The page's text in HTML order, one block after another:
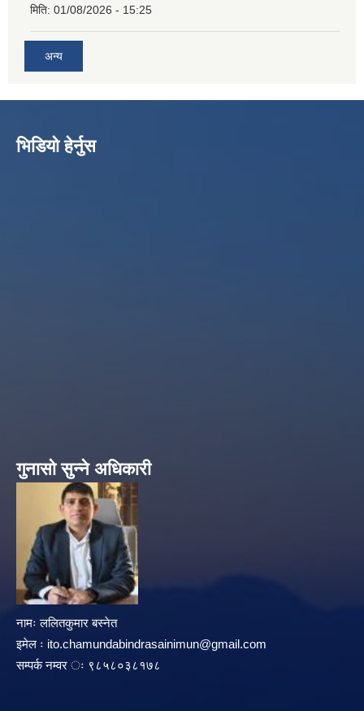
मिति: 01/08/2026 - 15:25
अन्य
भिडियो हेर्नुस
गुनासो सुन्ने अधिकारी
नामः ललितकुमार बस्नेत
इमेल ः ito.chamundabindrasainimun@gmail.com
सम्पर्क नम्वर ः ९८५८०३८१७८